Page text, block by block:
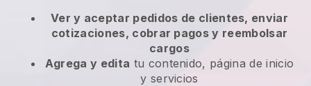
Ver y aceptar pedidos de clientes, enviar
cotizaciones, cobrar pagos y reembolsar
cargos
Agrega y edita tu contenido, página de inicio
y servicios